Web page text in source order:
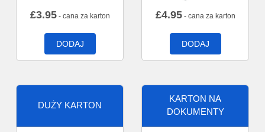
£3.95- cana za karton
DODAJ
£4.95- cana za karton
DODAJ
DUŻY KARTON
KARTON NA
DOKUMENTY